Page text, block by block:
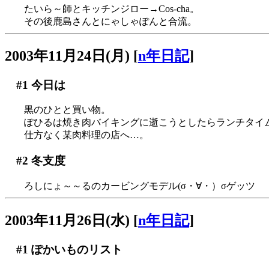
たいら～師とキッチンジロー→Cos-cha。
その後鹿島さんとにゃしゃぽんと合流。
2003年11月24日(月) [n年日記]
#1 今日は
黒のひとと買い物。
ぽひるは焼き肉バイキングに逝こうとしたらランチタイ
仕方なく某肉料理の店へ…。
#2 冬支度
ろしにょ～～るのカービングモデル(σ・∀・）σゲッツ
2003年11月26日(水) [n年日記]
#1 ぽかいものリスト